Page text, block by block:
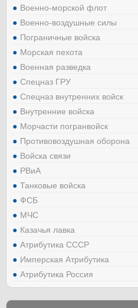
Военно-морской флот
Военно-воздушные силы
Пограничные войска
Морская пехота
Военная разведка
Спецназ ГРУ
Спецназ внутренних войск
Внутренние войска
Морчасти погранвойск
Противовоздушная оборона
Войска связи
РВиА
Танковые войска
ФСБ
МЧС
Казачья лавка
Атрибутика СССР
Имперская Атрибутика
Атрибутика Россия